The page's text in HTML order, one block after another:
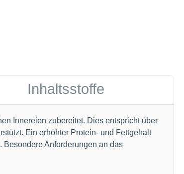
Inhaltsstoffe
Innereien zubereitet. Dies entspricht über
Ein erhöhter Protein- und Fettgehalt
Besondere Anforderungen an das